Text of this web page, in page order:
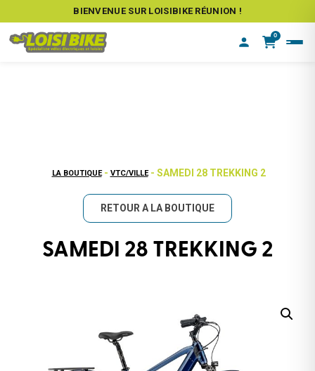
BIENVENUE SUR LOISIBIKE RÉUNION !
0
LA BOUTIQUE - VTC/VILLE - SAMEDI 28 TREKKING 2
RETOUR A LA BOUTIQUE
SAMEDI 28 TREKKING 2